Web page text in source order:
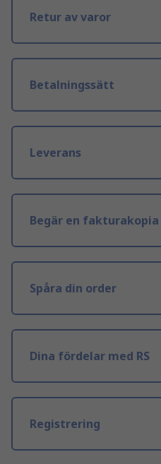
Retur av varor
Betalningssätt
Leverans
Begär en fakturakopia
Spåra din order
Dina fördelar med RS
Registrering